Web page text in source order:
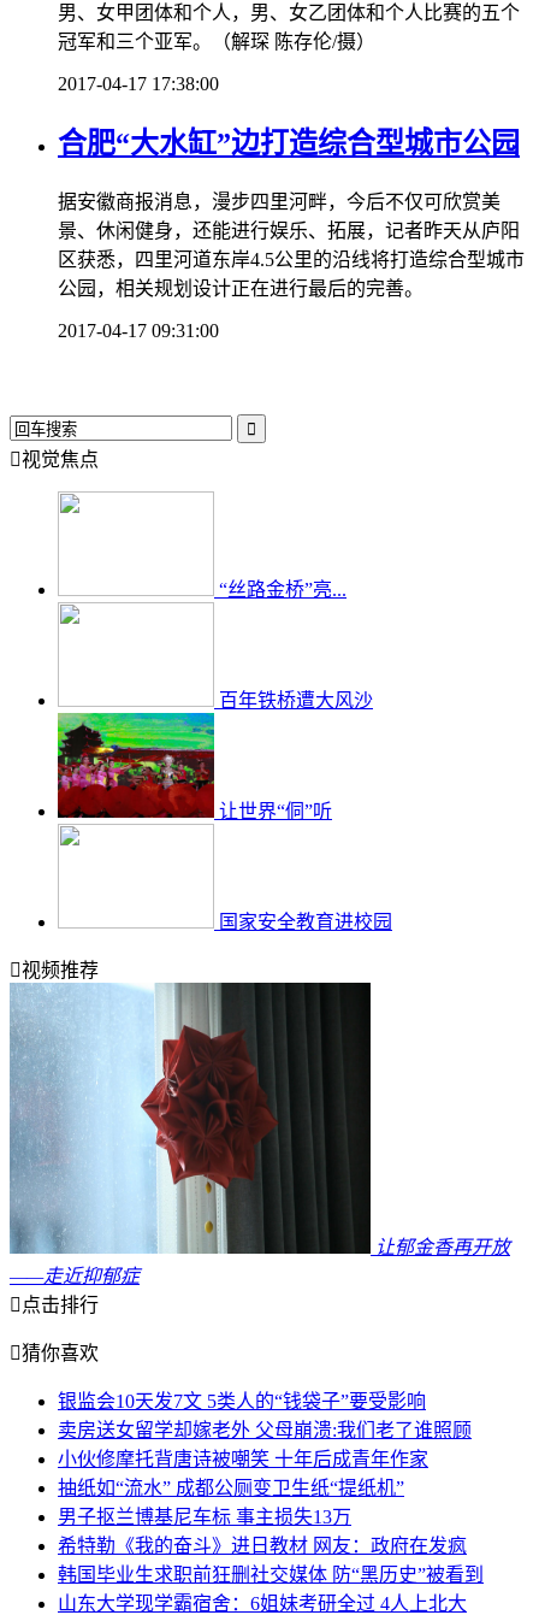
男、女甲团体和个人，男、女乙团体和个人比赛的五个
冠军和三个亚军。（解琛 陈存伦/摄）
2017-04-17 17:38:00
合肥“大水缸”边打造综合型城市公园
据安徽商报消息，漫步四里河畔，今后不仅可欣赏美
景、休闲健身，还能进行娱乐、拓展，记者昨天从庐阳
区获悉，四里河道东岸4.5公里的沿线将打造综合型城市
公园，相关规划设计正在进行最后的完善。
2017-04-17 09:31:00

视觉焦点
“丝路金桥”亮...
百年铁桥遭大风沙
让世界“侗”听
国家安全教育进校园
视频推荐
让郁金香再开放
——走近抑郁症
 点击排行
猜你喜欢
银监会10天发7文 5类人的“钱袋子”要受影响
卖房送女留学却嫁老外 父母崩溃:我们老了谁照顾
小伙修摩托背唐诗被嘲笑 十年后成青年作家
抽纸如“流水” 成都公厕变卫生纸“提纸机”
男子抠兰博基尼车标 事主损失13万
希特勒《我的奋斗》进日教材 网友：政府在发疯
韩国毕业生求职前狂删社交媒体 防“黑历史”被看到
山东大学现学霸宿舍：6姐妹考研全过 4人上北大